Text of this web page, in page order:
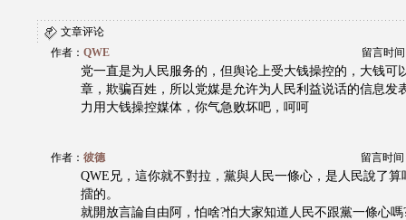
文章评论
作者： QWE 留言时间
党一直是为人民服务的，但舆论上受大钱操控的，大钱可
章，欺骗百姓，所以党媒是允许为人民利益说话的信息发
力用大钱操控媒体，你气急败坏吧，呵呵
作者： 彼德 留言时间
QWE兄，這你就不對拉，黨與人民一條心，是人民說了
擂的。
就開放言論自由阿，怕啥?怕大家知道人民不跟黨一條心嗎